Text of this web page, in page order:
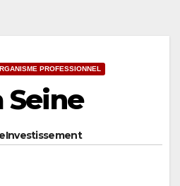
PROFESSIONNEL
Seine